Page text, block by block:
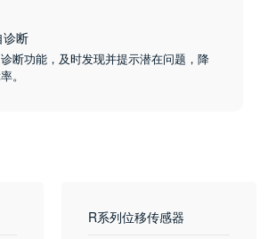
诊断
断功能，及时发现并提示潜在问题，降
。
R系列位移传感器